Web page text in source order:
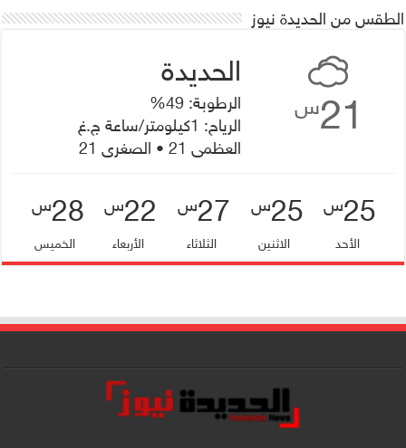
الطقس من الحديدة نيوز
21س
الرطوبة: 49%
الرياح: 1كيلومتر/ساعة ج.غ
العظمى 21 • الصغرى 21
25س
الأحد
25س
الاثنين
27س
الثلاثاء
22س
الأربعاء
28س
الخميس